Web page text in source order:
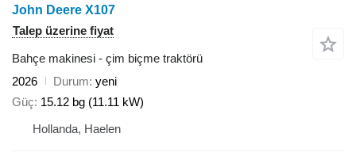
John Deere X107
Talep üzerine fiyat
Bahçe makinesi - çim biçme traktörü
2026
Durum yeni
Güç 15.12 bg (11.11 kW)
Hollanda, Haelen